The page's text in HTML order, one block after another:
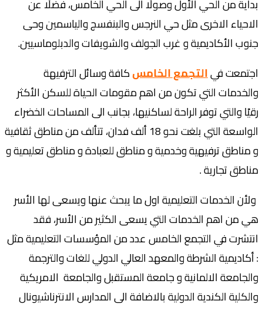
بداية من الحي الأول وصولًا الى الحي الخامس، فضلًا عن
الاحياء الاخرى مثل حي النرجس والبنفسج والياسمين وحى
جنوب الأكاديمية و غرب الجولف والشويفات والدبلوماسيين.
اجتمعت فيالتجمع الخامسكافة وسائل الترفيهة
والخدمات التي تكون من اهم مقومات الحياة للسكن الأكثر
رقيًا والتي توفر الراحة لساكنيها، بجانب الى المساحات الخضراء
الواسعة التي بلغت نحو 18 ألف فدان، تتألف من مناطق ثقافية
و مناطق ترفيهية وخدمية و مناطق للعبادة و مناطق تعليمية و
مناطق تجارية .
ولأن الخدمات التعليمية اول ما يبحث عنها ويسعى لها الأسر
هي من اهم الخدمات التي يسعى الكثير من الأسر، فقد
انتشرت في التجمع الخامس عدد من المؤسسات التعليمية مثل
: أكاديمية الشرطة والمعهد العالي الدولي للغات والترجمة
والجامعة الالمانية و جامعة المستقبل والجامعة الامريكية
والكلية الكندية الدولية بالاضافة الى المدارس الانترناشيونال